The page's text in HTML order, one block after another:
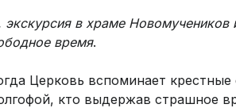
экскурсия в храме Новомучеников
время.
Церковь вспоминает
кто выдержав страшное